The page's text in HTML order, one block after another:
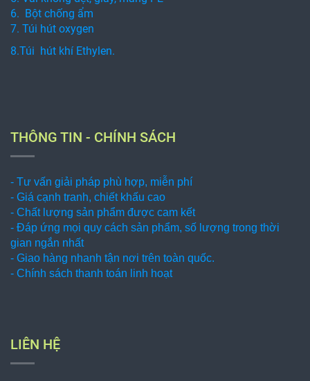
6. Bột chống ẩm
7. Túi hút oxygen
8.Túi hút khí Ethylen.
THÔNG TIN - CHÍNH SÁCH
- Tư vấn giải pháp phù hợp, miễn phí
- Giá cạnh tranh, chiết khấu cao
- Chất lượng sản phẩm được cam kết
- Đáp ứng mọi quy cách sản phẩm, số lượng trong thời
gian ngắn nhất
- Giao hàng nhanh tận nơi trên toàn quốc.
- Chính sách thanh toán linh hoạt
LIÊN HỆ